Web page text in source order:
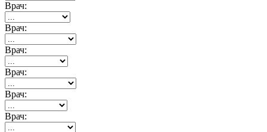
Врач:
Врач:
Врач:
Врач:
Врач:
Врач: